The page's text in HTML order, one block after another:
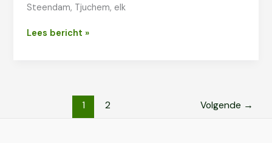
Steendam, Tjuchem, elk
Schildmeerdorpen
Lees bericht »
1 2 Volgende →